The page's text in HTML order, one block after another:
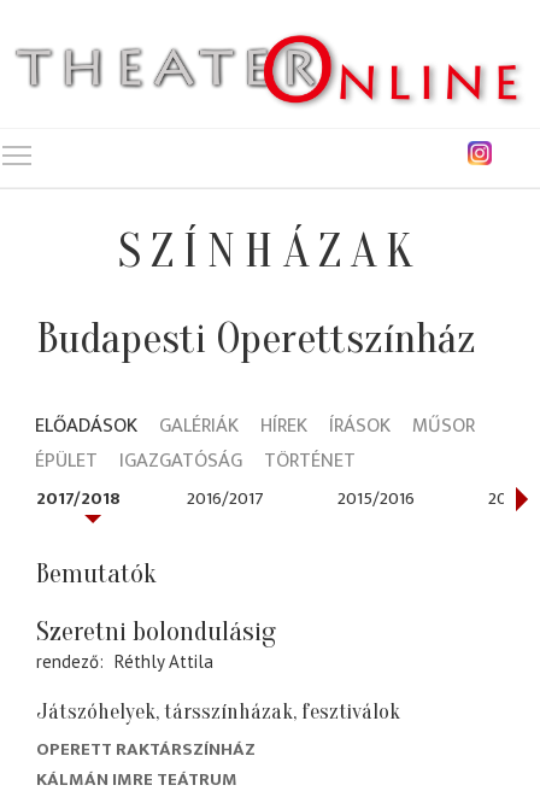
SZÍNHÁZAK
Budapesti Operettszínház
ELŐADÁSOK GALÉRIÁK HÍREK ÍRÁSOK
MŰSOR
ÉPÜLET
IGAZGATÓSÁG TÖRTÉNET
2017/2018 2016/2017 2015/2016 2014/
Bemutatók
Szeretni bolondulásig
rendező Réthly Attila
Játszóhelyek, társszínházak, fesztiválok
OPERETT RAKTÁRSZÍNHÁZ
KÁLMÁN IMRE TEÁTRUM